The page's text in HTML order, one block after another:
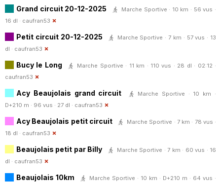
Grand circuit 20-12-2025
Marche Sportive · 10 km · 56 vus ·
16 dl · caufran53
Petit circuit 20-12-2025
Marche Sportive · 7 km · 57 vus · 13
dl · caufran53
Bucy le Long
Marche Sportive · 11 km · 110 vus · 28 dl · 02:12 ·
caufran53
Acy Beaujolais grand circuit
Marche Sportive · 10 km ·
D+210 m · 96 vus · 27 dl · caufran53
Acy Beaujolais petit circuit
Marche Sportive · 7 km · 78 vus ·
18 dl · caufran53
Beaujolais petit par Billy
Marche Sportive · 7 km · 60 vus · 16
dl · caufran53
Beaujolais 10km
Marche Sportive · 10 km · D+210 m · 64 vus ·